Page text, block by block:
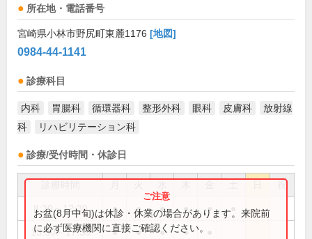
所在地・電話番号
宮崎県小林市野尻町東麓1176 [地図]
0984-44-1141
診療科目
内科 胃腸科 循環器科 整形外科 眼科 皮膚科
放射線
科
リハビリテーション科
診療/受付時間・休診日
祝
8:30～12:30 ● ● ● ● ●
13:30～17:30 ● ● ● ●
お盆(8月中旬)は休診・休業の場合があります。来院前
に必ず医療機関に直接ご確認ください。